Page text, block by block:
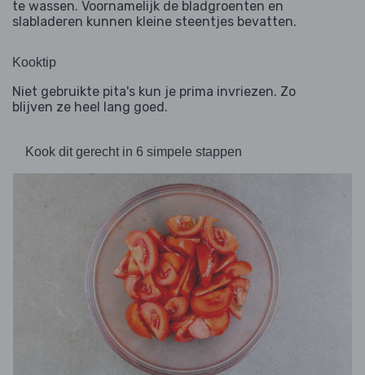
te wassen. Voornamelijk de bladgroenten en
slabladeren kunnen kleine steentjes bevatten.
Kooktip
Niet gebruikte pita's kun je prima invriezen. Zo
blijven ze heel lang goed.
Kook dit gerecht in 6 simpele stappen